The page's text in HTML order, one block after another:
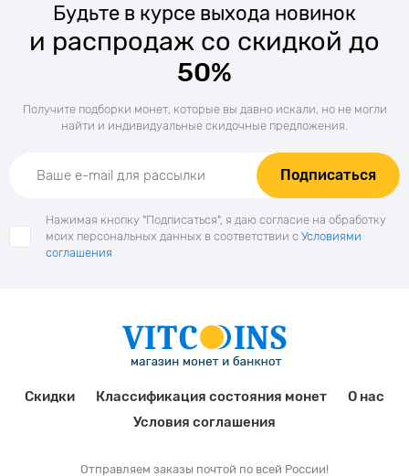
Будьте в курсе выхода новинок
и распродаж со скидкой до
50%
Получите подборки монет, которые вы давно искали, но не могли
найти и индивидуальные скидочные предложения.
Подписаться
Нажимая кнопку "Подписаться", я даю согласие на обработку
моих персональных данных в соответствии с Условиями
соглашения
Скидки Классификация состояния монет
О нас
Условия соглашения
Отправляем заказы почтой по всей России!